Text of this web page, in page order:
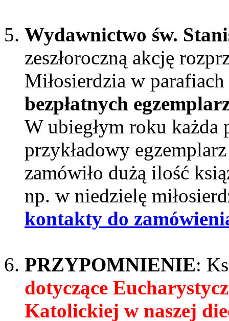
Wydawnictwo św.
zeszłoroczną akcję
Miłosierdzia w
bezpłatnych
W ubiegłym roku każda
przykładowy
zamówiło dużą ilość
np. w niedzielę
kontakty do
PRZYPOMNIENIE:
dotyczące
Katolickiej w naszej